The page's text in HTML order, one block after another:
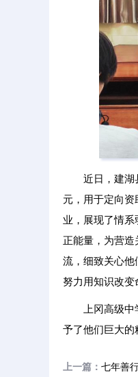
近日，建湖
元，用于定向
业，展现了情系
正能量，为营
流，细致关心他
努力用知识改变
上冈高级
予了他们巨大的
上一篇： 七年善